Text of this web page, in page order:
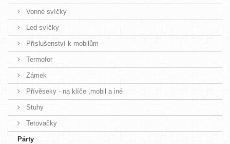
Vonné svíčky
Led svíčky
Příslušenství k mobilům
Termofor
Zámek
Přívěseky - na klíče ,mobil a iné
Stuhy
Tetovačky
Párty